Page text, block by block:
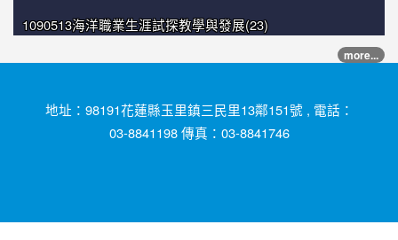
1090513海洋職業生涯試探教學與發展(23)
more...
地址：98191花蓮縣玉里鎮三民里13鄰151號 , 電話：
03-8841198 傳真：03-8841746